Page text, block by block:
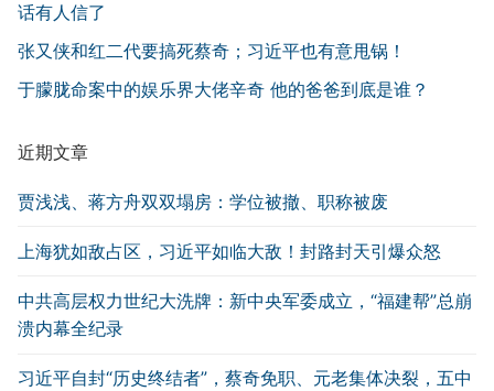
话有人信了
张又侠和红二代要搞死蔡奇；习近平也有意甩锅！
于朦胧命案中的娱乐界大佬辛奇 他的爸爸到底是谁？
近期文章
贾浅浅、蒋方舟双双塌房：学位被撤、职称被废
上海犹如敌占区，习近平如临大敌！封路封天引爆众怒
中共高层权力世纪大洗牌：新中央军委成立，“福建帮”总崩
溃内幕全纪录
习近平自封“历史终结者”，蔡奇免职、元老集体决裂，五中